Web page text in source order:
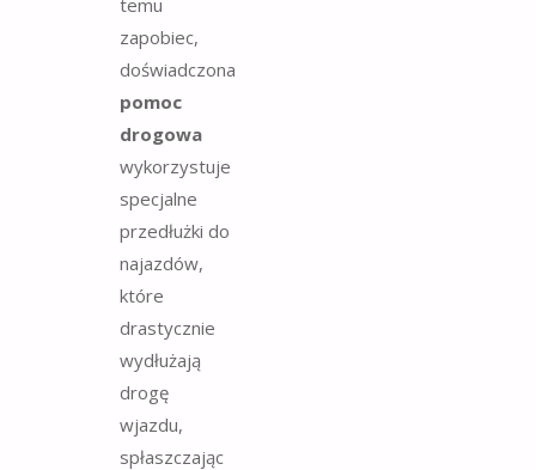
zapobiec,
doświadczona
pomoc
drogowa
wykorzystuje
specjalne
przedłużki do
najazdów,
które
drastycznie
wydłużają
drogę
wjazdu,
spłaszczając